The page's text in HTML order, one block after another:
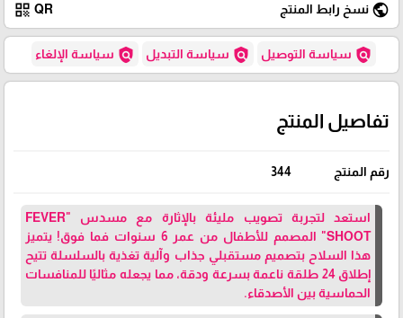
public نسخ رابط المنتج QR
qr_code
policy سياسة التوصيل policy سياسة التبديل policy سياسة الإلغاء
تفاصيل المنتج
رقم المنتج 344
استعد لتجربة تصويب مليئة بالإثارة مع مسدس "FEVER
SHOOT" المصمم للأطفال من عمر 6 سنوات فما فوق! يتميز
هذا السلاح بتصميم مستقبلي جذاب وآلية تغذية بالسلسلة تتيح
إطلاق 24 طلقة ناعمة بسرعة ودقة، مما يجعله مثاليًا للمنافسات
الحماسية بين الأصدقاء.